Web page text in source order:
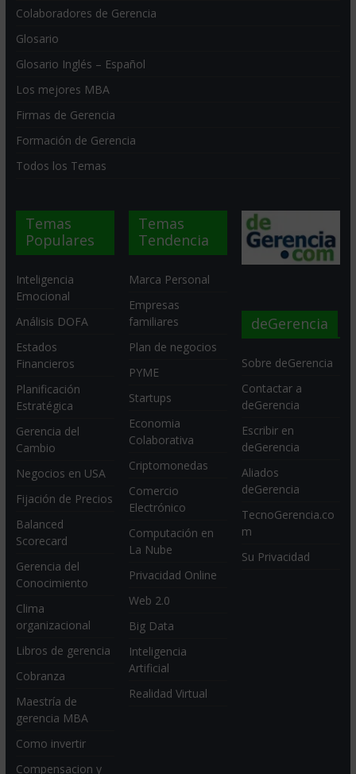
Colaboradores de Gerencia
Glosario
Glosario Inglés – Español
Los mejores MBA
Firmas de Gerencia
Formación de Gerencia
Todos los Temas
Temas
Populares
Inteligencia
Emocional
Análisis DOFA
Estados
Financieros
Planificación
Estratégica
Gerencia del
Cambio
Negocios en USA
Fijación de Precios
Balanced
Scorecard
Gerencia del
Conocimiento
Clima
organizacional
Libros de gerencia
Cobranza
Maestría de
gerencia MBA
Como invertir
Compensacion y
Temas
Tendencia
Marca Personal
Empresas
familiares
Plan de negocios
PYME
Startups
Economia
Colaborativa
Criptomonedas
Comercio
Electrónico
Computación en
La Nube
Privacidad Online
Web 2.0
Big Data
Inteligencia
Artificial
Realidad Virtual
deGerencia
Sobre deGerencia
Contactar a
deGerencia
Escribir en
deGerencia
Aliados
deGerencia
TecnoGerencia.co
m
Su Privacidad